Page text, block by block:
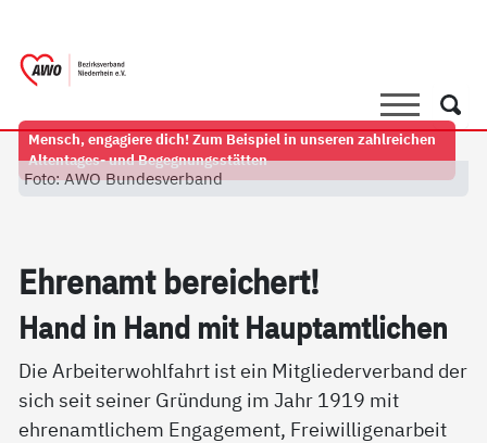
SucheSuche
Mensch, engagiere dich! Zum Beispiel in unseren zahlreichen
Altentages- und Begegnungsstätten
Foto: AWO Bundesverband
Eh­ren­amt be­rei­chert!
Hand in Hand mit Hauptamt­li­chen
Die Arbeiterwohlfahrt ist ein Mitgliederverband der
sich seit seiner Gründung im Jahr 1919 mit
ehrenamtlichem Engagement, Freiwilligenarbeit